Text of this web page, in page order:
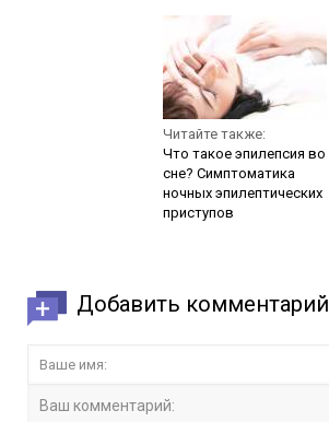
Читайте также:
Что такое эпилепсия во
сне? Симптоматика
ночных эпилептических
приступов
Добавить комментарий